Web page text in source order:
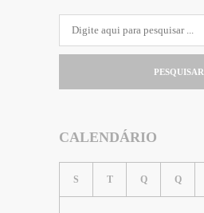
PESQUISAR
CALENDÁRIO
S T Q Q